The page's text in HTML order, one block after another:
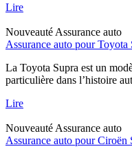
Lire
Nouveauté Assurance auto
Assurance auto pour Toyota
La Toyota Supra est un
particulière dans l’histoire
Lire
Nouveauté Assurance auto
Assurance auto pour Ciroën